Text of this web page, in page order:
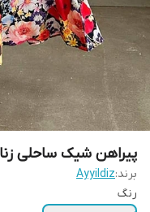
پیراهن شیک ساحلی
برند:Ayyildiz
رنگ